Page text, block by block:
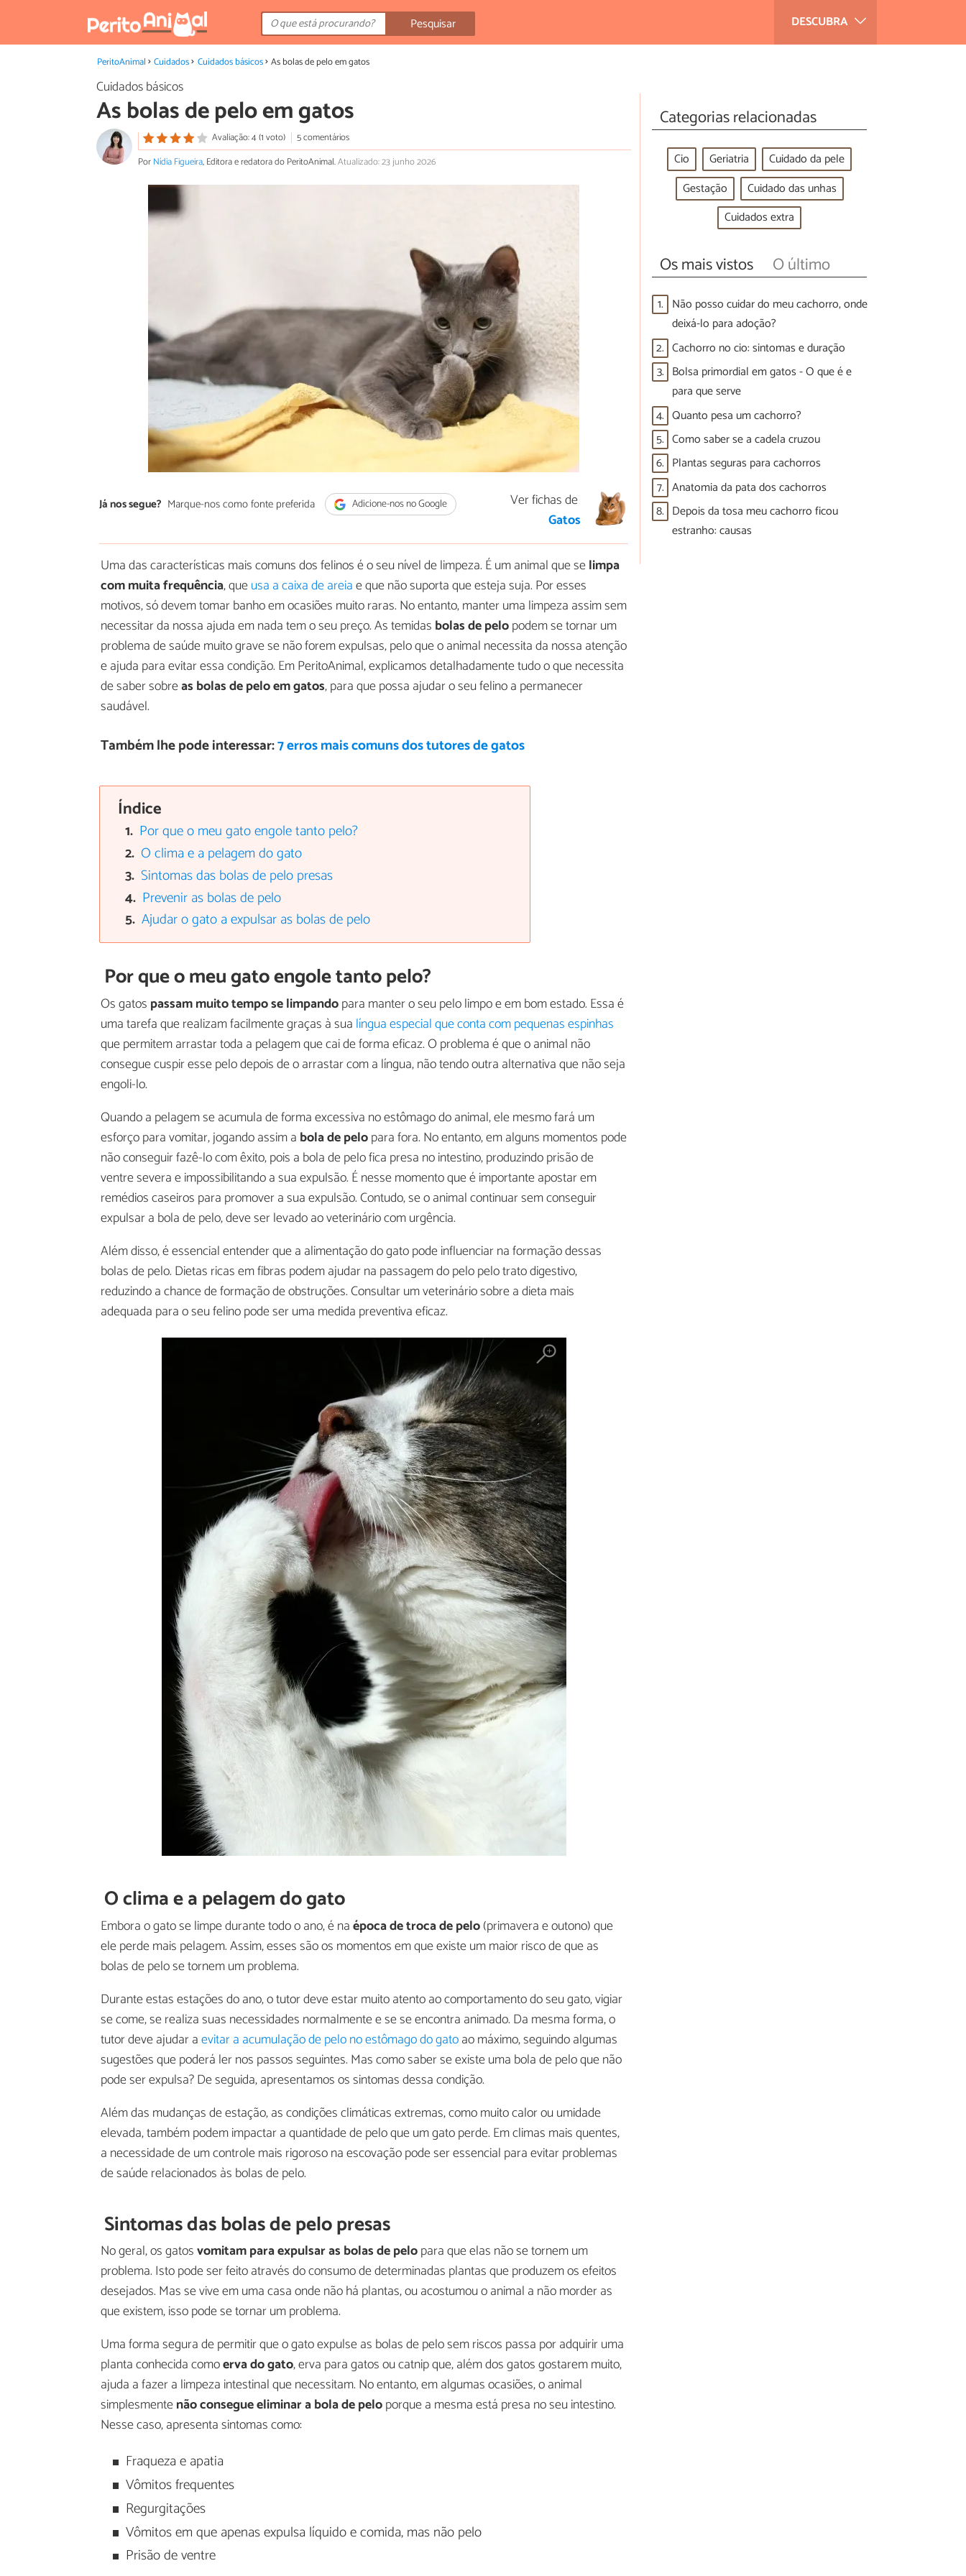
DESCUBRA
Pesquisar
PeritoAnimal Cuidados Cuidados básicos As bolas de pelo em gatos
Cuidados básicos
As bolas de pelo em gatos
Avaliação: 4 (1 voto)
5 comentários
PorNídia Figueira, Editora e redatora do PeritoAnimal.Atualizado: 23 junho 2026
Já nos segue? Marque-nos como fonte preferida Adicione-nos no Google
Ver fichas de
Gatos
Uma das características mais comuns dos felinos é o seu nível de limpeza. É um animal que selimpa
com muita frequência, queusa a caixa de areiae que não suporta que esteja suja. Por esses
motivos, só devem tomar banho em ocasiões muito raras. No entanto, manter uma limpeza assim sem
necessitar da nossa ajuda em nada tem o seu preço. As temidas bolas de pelopodem se tornar um
problema de saúde muito grave se não forem expulsas, pelo que o animal necessita da nossa atenção
e ajuda para evitar essa condição. Em PeritoAnimal, explicamos detalhadamente tudo o que necessita
de saber sobreas bolas de pelo em gatos, para que possa ajudar o seu felino a permanecer
saudável.
Também lhe pode interessar:7 erros mais comuns dos tutores de gatos
Índice
Por que o meu gato engole tanto pelo?
O clima e a pelagem do gato
Sintomas das bolas de pelo presas
Prevenir as bolas de pelo
Ajudar o gato a expulsar as bolas de pelo
Por que o meu gato engole tanto pelo?
Os gatos passam muito tempo se limpandopara manter o seu pelo limpo e em bom estado. Essa é
uma tarefa que realizam facilmente graças à sua língua especial que conta com pequenas espinhas
que permitem arrastar toda a pelagem que cai de forma eficaz. O problema é que o animal não
consegue cuspir esse pelo depois de o arrastar com a língua, não tendo outra alternativa que não seja
engoli-lo.
Quando a pelagem se acumula de forma excessiva no estômago do animal, ele mesmo fará um
esforço para vomitar, jogando assim a bola de pelopara fora. No entanto, em alguns momentos pode
não conseguir fazê-lo com êxito, pois a bola de pelo fica presa no intestino, produzindo prisão de
ventre severa e impossibilitando a sua expulsão. É nesse momento que é importante apostar em
remédios caseiros para promover a sua expulsão. Contudo, se o animal continuar sem conseguir
expulsar a bola de pelo, deve ser levado ao veterinário com urgência.
Além disso, é essencial entender que a alimentação do gato pode influenciar na formação dessas
bolas de pelo. Dietas ricas em fibras podem ajudar na passagem do pelo pelo trato digestivo,
reduzindo a chance de formação de obstruções. Consultar um veterinário sobre a dieta mais
adequada para o seu felino pode ser uma medida preventiva eficaz.
O clima e a pelagem do gato
Embora o gato se limpe durante todo o ano, é naépoca de troca de pelo(primavera e outono) que
ele perde mais pelagem. Assim, esses são os momentos em que existe um maior risco de que as
bolas de pelo se tornem um problema.
Durante estas estações do ano, o tutor deve estar muito atento ao comportamento do seu gato, vigiar
se come, se realiza suas necessidades normalmente e se se encontra animado. Da mesma forma, o
tutor deve ajudar aevitar a acumulação de pelo no estômago do gatoao máximo, seguindo algumas
sugestões que poderá ler nos passos seguintes. Mas como saber se existe uma bola de pelo que não
pode ser expulsa? De seguida, apresentamos os sintomas dessa condição.
Além das mudanças de estação, as condições climáticas extremas, como muito calor ou umidade
elevada, também podem impactar a quantidade de pelo que um gato perde. Em climas mais quentes,
a necessidade de um controle mais rigoroso na escovação pode ser essencial para evitar problemas
de saúde relacionados às bolas de pelo.
Sintomas das bolas de pelo presas
No geral, os gatosvomitam para expulsar as bolas de pelopara que elas não se tornem um
problema. Isto pode ser feito através do consumo de determinadas plantas que produzem os efeitos
desejados. Mas se vive em uma casa onde não há plantas, ou acostumou o animal a não morder as
que existem, isso pode se tornar um problema.
Uma forma segura de permitir que o gato expulse as bolas de pelo sem riscos passa por adquirir uma
planta conhecida comoerva do gato, erva para gatos ou catnip que, além dos gatos gostarem muito,
ajuda a fazer a limpeza intestinal que necessitam. No entanto, em algumas ocasiões, o animal
simplesmentenão consegue eliminar a bola de peloporque a mesma está presa no seu intestino.
Nesse caso, apresenta sintomas como:
Fraqueza e apatia
Vômitos frequentes
Regurgitações
Vômitos em que apenas expulsa líquido e comida, mas não pelo
Prisão de ventre
Categorias relacionadas
Cio Geriatria
Cuidado da pele
Gestação
Cuidado das unhas
Cuidados extra
Os mais vistos O último
1. Não posso cuidar do meu cachorro, onde
deixá-lo para adoção?
2. Cachorro no cio: sintomas e duração
3. Bolsa primordial em gatos - O que é e
para que serve
4. Quanto pesa um cachorro?
5. Como saber se a cadela cruzou
6. Plantas seguras para cachorros
7. Anatomia da pata dos cachorros
8. Depois da tosa meu cachorro ficou
estranho: causas